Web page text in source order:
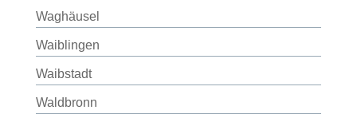
Waghäusel
Waiblingen
Waibstadt
Waldbronn